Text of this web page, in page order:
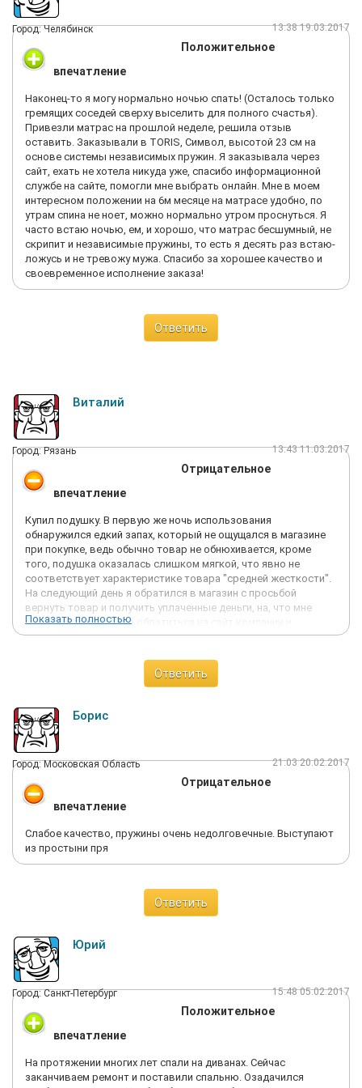
2000 пружин на
метр, толщина 35 см и стоит тех же денег.
Очень жалею, что связался с ними и
НИКОГДА НИ ЗА ЧТО НЕ ПОКУПАЙТЕ У НИХ!
ДАЖЕ НЕ СМОТРИТЕ В ИХ СТОРОНУ.
ЭНАЙТЕ - ТОРИС - ЭТО 100% ОБМАН, НАДУВАТЕЛЬСТВО,
НЕВЕЖЕСТВО, НЕКОМПЕТЕНТНОСТЬ, ПРИСВАИВАНИЕ ЧУЖИХ
СРЕДСТВ И ВЫДАЧА РАСКЛАДУШЕК ЗА
КРУТЫЕ МАТРАСЫ.
На фото: Матрас с заявленной толщиной в 26 см реально 20
см. Наверное отсутствуют 2 слоя Латекса по 3 см ( каждый по
цене 15т.р.)
Город: Челябинск 13:38 19.03.2017
Положительное
впечатление
Наконец-то я могу нормально ночью спать! (Осталось только
гремящих соседей сверху выселить для полного счастья).
Привезли матрас на прошлой неделе, решила отзыв
оставить. Заказывали в TORIS, Символ, высотой 23 см на
основе системы независимых пружин. Я заказывала через
сайт, ехать не хотела никуда уже, спасибо информационной
службе на сайте, помогли мне выбрать онлайн. Мне в моем
интересном положении на 6м месяце на матрасе удобно, по
утрам спина не ноет, можно нормально утром проснуться. Я
часто встаю ночью, ем, и хорошо, что матрас бесшумный, не
скрипит и независимые пружины, то есть я десять раз встаю-
ложусь и не тревожу мужа. Спасибо за хорошее качество и
своевременное исполнение заказа!
Ответить
Виталий
Город: Рязань 13:43 11.03.2017
Отрицательное
впечатление
Купил подушку. В первую же ночь использования
обнаружился едкий запах, который не ощущался в магазине
при покупке, ведь обычно товар не обнюхивается, кроме
того, подушка оказалась слишком мягкой, что явно не
соответствует характеристике товара "средней жесткости".
На следующий день я обратился в магазин с просьбой
вернуть товар и получить уплаченные деньги, на, что мне
было рекомендовано обратиться на сайт компании и
написать обращение, что и было мной сделано 13 февраля. На
потребитель вправе потребовать уплаченной суммы. Данный
товар никак не входит в перечень технически сложных
обращение 21 февраля была дана формальная отписка "Когда
товар приобретается в магазине, перед покупкой он
осматривается. Если Вы купили подушку, значит её качество
Вас устроило. Гарантия на подушки не распространяется.
Приносим извинения от лица компании. Законных оснований
для возврата нет". Цитата дословная. Так что, покупая какие
- либо товары в магазинах и на сайте TORIS будьте
внимательны - согласно политике данной компании товар
возврату и обмену не подлежит!
Показать полностью
Ответить
Борис
Город: Московская Область 21:03 20.02.2017
Отрицательное
впечатление
Слабое качество, пружины очень недолговечные. Выступают
из простыни пря
Ответить
Юрий
Город: Санкт-Петербург 15:48 05.02.2017
Положительное
впечатление
На протяжении многих лет спали на диванах. Сейчас
заканчиваем ремонт и поставили спальню. Озадачился